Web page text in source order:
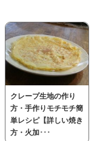
クレープ生地の作り
方・手作りモチモチ簡
単レシピ【詳しい焼き
方・火加･･･